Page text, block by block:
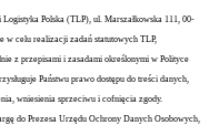
Polska (TLP), ul. Marszałkowska 111, 00-
w celu realizacji zadań statutowych TLP,
z przepisami i zasadami określonymi w Polityce
Państwu prawo dostępu do treści danych,
wniesienia sprzeciwu i cofnięcia zgody.
do Prezesa Urzędu Ochrony Danych Osobowych,